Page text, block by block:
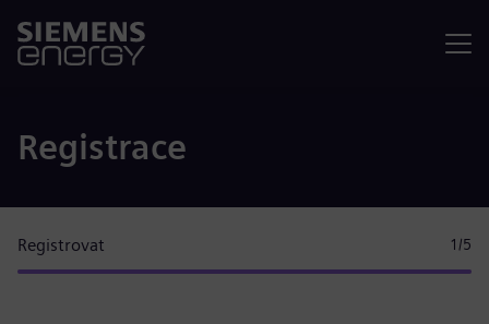
Registrace
Registrovat 1 /5